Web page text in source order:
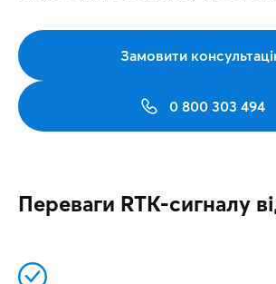
Замовити
0 800 303 494
Переваги RTK-сигналу